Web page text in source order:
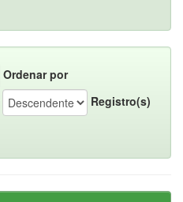
Ordenar por
Registro(s)